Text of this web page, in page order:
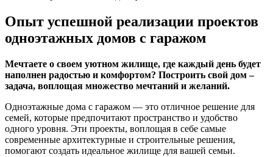
Опыт успешной реализации проектов
одноэтажных домов с гаражом
Мечтаете о своем уютном жилище, где каждый день будет
наполнен радостью и комфортом? Построить свой дом –
задача, воплощая множество мечтаний и желаний.
Одноэтажные дома с гаражом — это отличное решение для
семей, которые предпочитают пространство и удобство
одного уровня. Эти проекты, воплощая в себе самые
современные архитектурные и строительные решения,
помогают создать идеальное жилище для вашей семьи.